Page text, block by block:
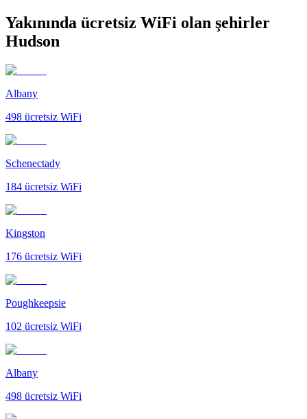
Yakınında ücretsiz WiFi olan şehirler
Hudson
Albany
498 ücretsiz WiFi
Schenectady
184 ücretsiz WiFi
Kingston
176 ücretsiz WiFi
Poughkeepsie
102 ücretsiz WiFi
Albany
498 ücretsiz WiFi